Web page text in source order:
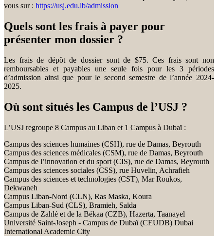
vous sur : https://usj.edu.lb/admission
Quels sont les frais à payer pour
présenter mon dossier ?
Les frais de dépôt de dossier sont de $75. Ces frais sont non
remboursables et payables une seule fois pour les 3 périodes
d’admission ainsi que pour le second semestre de l’année 2024-
2025.
Où sont situés les Campus de l’USJ ?
L’USJ regroupe 8 Campus au Liban et 1 Campus à Dubaï :
Campus des sciences humaines (CSH), rue de Damas, Beyrouth
Campus des sciences médicales (CSM), rue de Damas, Beyrouth
Campus de l’innovation et du sport (CIS), rue de Damas, Beyrouth
Campus des sciences sociales (CSS), rue Huvelin, Achrafieh
Campus des sciences et technologies (CST), Mar Roukos,
Dekwaneh
Campus Liban-Nord (CLN), Ras Maska, Koura
Campus Liban-Sud (CLS), Bramieh, Saïda
Campus de Zahlé et de la Békaa (CZB), Hazerta, Taanayel
Université Saint-Joseph - Campus de Dubaï (CEUDB) Dubai
International Academic City